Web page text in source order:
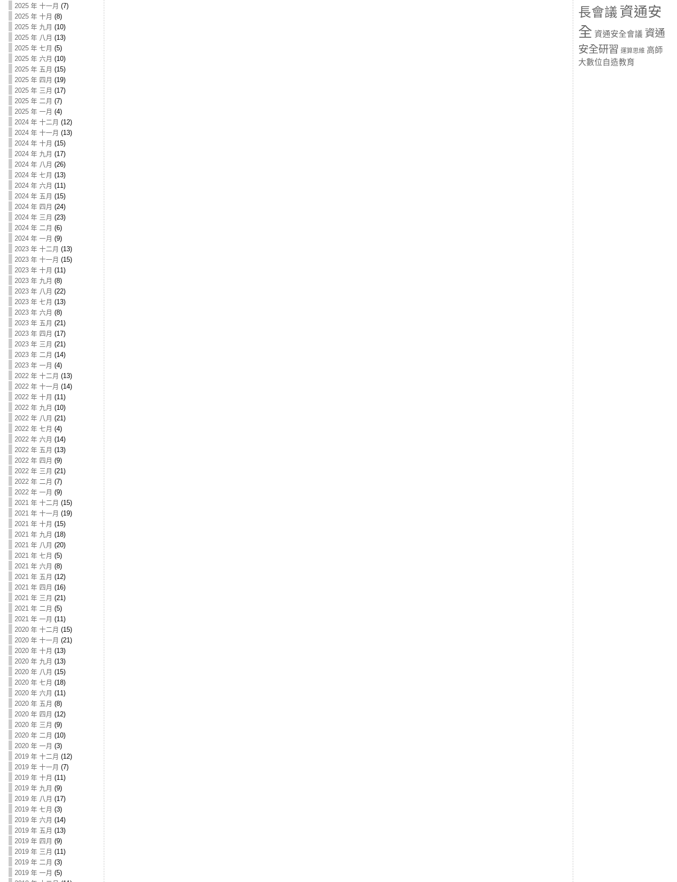
2025 年 十一月 (7)
2025 年 十月 (8)
2025 年 九月 (10)
2025 年 八月 (13)
2025 年 七月 (5)
2025 年 六月 (10)
2025 年 五月 (15)
2025 年 四月 (19)
2025 年 三月 (17)
2025 年 二月 (7)
2025 年 一月 (4)
2024 年 十二月 (12)
2024 年 十一月 (13)
2024 年 十月 (15)
2024 年 九月 (17)
2024 年 八月 (26)
2024 年 七月 (13)
2024 年 六月 (11)
2024 年 五月 (15)
2024 年 四月 (24)
2024 年 三月 (23)
2024 年 二月 (6)
2024 年 一月 (9)
2023 年 十二月 (13)
2023 年 十一月 (15)
2023 年 十月 (11)
2023 年 九月 (8)
2023 年 八月 (22)
2023 年 七月 (13)
2023 年 六月 (8)
2023 年 五月 (21)
2023 年 四月 (17)
2023 年 三月 (21)
2023 年 二月 (14)
2023 年 一月 (4)
2022 年 十二月 (13)
2022 年 十一月 (14)
2022 年 十月 (11)
2022 年 九月 (10)
2022 年 八月 (21)
2022 年 七月 (4)
2022 年 六月 (14)
2022 年 五月 (13)
2022 年 四月 (9)
2022 年 三月 (21)
2022 年 二月 (7)
2022 年 一月 (9)
2021 年 十二月 (15)
2021 年 十一月 (19)
2021 年 十月 (15)
2021 年 九月 (18)
2021 年 八月 (20)
2021 年 七月 (5)
2021 年 六月 (8)
2021 年 五月 (12)
2021 年 四月 (16)
2021 年 三月 (21)
2021 年 二月 (5)
2021 年 一月 (11)
2020 年 十二月 (15)
2020 年 十一月 (21)
2020 年 十月 (13)
2020 年 九月 (13)
2020 年 八月 (15)
2020 年 七月 (18)
2020 年 六月 (11)
2020 年 五月 (8)
2020 年 四月 (12)
2020 年 三月 (9)
2020 年 二月 (10)
2020 年 一月 (3)
2019 年 十二月 (12)
2019 年 十一月 (7)
2019 年 十月 (11)
2019 年 九月 (9)
2019 年 八月 (17)
2019 年 七月 (3)
2019 年 六月 (14)
2019 年 五月 (13)
2019 年 四月 (9)
2019 年 三月 (11)
2019 年 二月 (3)
2019 年 一月 (5)
長會議 資通安
全 資通安全會議 資通
安全研習 運算思維 高師
大數位自造教育